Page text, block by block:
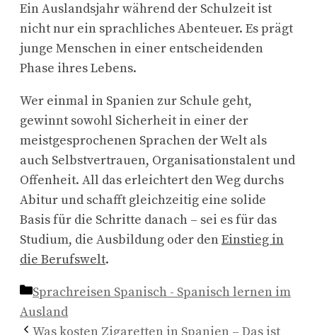
Ein Auslandsjahr während der Schulzeit ist
nicht nur ein sprachliches Abenteuer. Es prägt
junge Menschen in einer entscheidenden
Phase ihres Lebens.
Wer einmal in Spanien zur Schule geht,
gewinnt sowohl Sicherheit in einer der
meistgesprochenen Sprachen der Welt als
auch Selbstvertrauen, Organisationstalent und
Offenheit. All das erleichtert den Weg durchs
Abitur und schafft gleichzeitig eine solide
Basis für die Schritte danach – sei es für das
Studium, die Ausbildung oder denEinstieg in
die Berufswelt.
Kategorien
Sprachreisen Spanisch - Spanisch lernen im
Ausland